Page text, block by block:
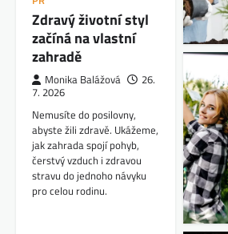
Zdravý životní styl
začíná na vlastní
zahradě
Monika Balážová
26.
7. 2026
Nemusíte do posilovny,
abyste žili zdravě. Ukážeme,
jak zahrada spojí pohyb,
čerstvý vzduch i zdravou
stravu do jednoho návyku
pro celou rodinu.